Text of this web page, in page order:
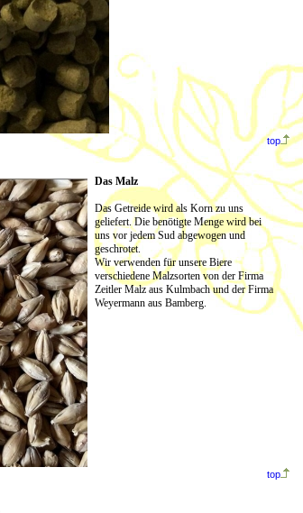
top
Das Malz
Das Getreide wird als Korn zu uns
geliefert. Die benötigte Menge wird bei
uns vor jedem Sud abgewogen und
geschrotet.
Wir verwenden für unsere Biere
verschiedene Malzsorten von der Firma
Zeitler Malz aus Kulmbach und der Firma
Weyermann aus Bamberg.
top